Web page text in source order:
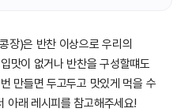
장)은 반찬 이상으로 우리의
맛이 없거나 반찬을 구성할떄도
만들면 두고두고 맛있게 먹을 수
아래 레시피를 참고해주세요!